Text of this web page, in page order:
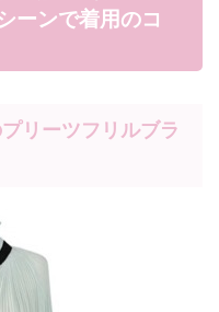
ーンで着用のコ
リーツフリルブラ